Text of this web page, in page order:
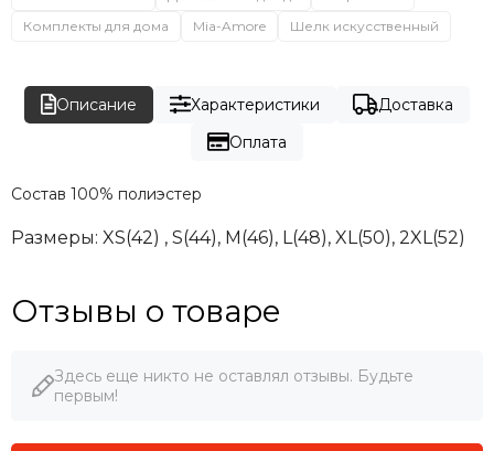
Комплекты для дома
Mia-Amore Шелк искусственный
Описание Характеристики
Доставка
Оплата
Состав 100% полиэстер
Размеры: XS(42) , S(44), M(46), L(48), XL(50), 2XL(52)
Отзывы о товаре
Здесь еще никто не оставлял отзывы. Будьте
первым!